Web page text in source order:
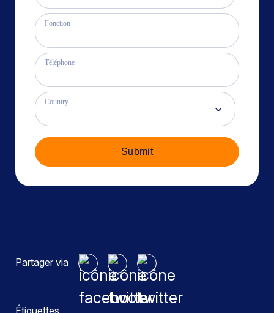
Fonction
Téléphone
Country
Submit
Partager via
Étiquettes